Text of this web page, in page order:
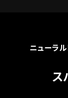
ニューラ
ス